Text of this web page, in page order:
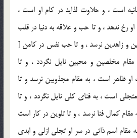
است ، و حلاوت لذايد در کام او است ،
رخ ندهد ، و تا حب و علاقه به دنيا در قلب
و زاهدين نرسد ، و تا حب نفس در کامن [
مخلصين و محبين نايل نگردد ، و تا
ظاهر است ، به مقام مجذوبين نرسد و تا
است ، به فناي کلي نايل نگردد ، و تا
مقام کمال فنا نرسد ، و تا تلوين در کار است
مقام اسم ذاتي در سر او تجلي ازلي و ابدي